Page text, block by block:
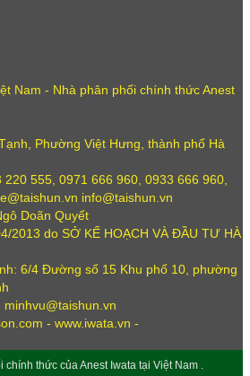
Nam - Nhà phân phối chính thức Anest
Phường Việt Hưng, thành phố Hà
555, 0971 666 960, 0933 666 960,
info@taishun.vn
Doãn Quyết
2013 do SỞ KẾ HOẠCH VÀ ĐẦU TƯ HÀ
6/4 Đường số 15 Khu phố 10, phường
- www.iwata.vn -
chính thức của Anest Iwata tại Việt Nam .